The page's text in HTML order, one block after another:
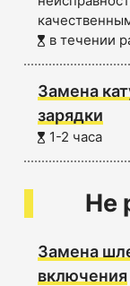
в течении
Замена
зарядки
1-2 часа
Не
Замена
включения